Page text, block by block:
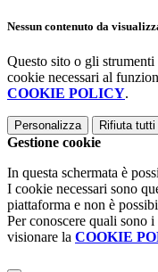
Nessun contenuto da
Questo sito o gli
cookie necessari al
COOKIE POLICY.
Personalizza Rifiuta tutti
Gestione cookie
In questa schermata è
I cookie necessari sono
piattaforma e non è
Per conoscere quali sono
visionare la COOKIE